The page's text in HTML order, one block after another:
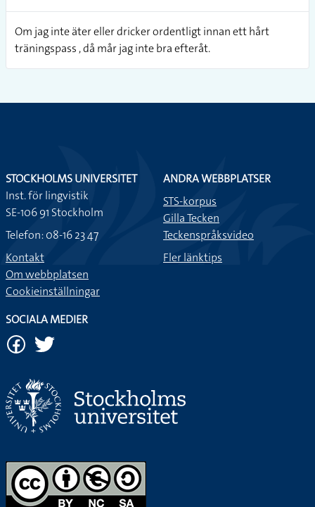
Om jag inte äter eller dricker ordentligt innan ett hårt
träningspass , då mår jag inte bra efteråt.
STOCKHOLMS UNIVERSITET
Inst. för lingvistik
SE-106 91 Stockholm
Telefon: 08-16 23 47
Kontakt
Om webbplatsen
Cookieinställningar
ANDRA WEBBPLATSER
STS-korpus
Gilla Tecken
Teckenspråksvideo
Fler länktips
SOCIALA MEDIER